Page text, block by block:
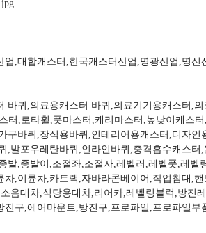
,대합캐스터,한국캐스터산업,명광산업,명신
바퀴,의료용캐스터 바퀴,의료기기용캐스터,
터,로타휠,풋마스터,캐리마스터,높낮이캐스
구바퀴,장식용바퀴,인테리어용캐스터,디자
,발포우레탄바퀴,인라인바퀴,충격흡수캐스터
발,종발이,조절좌,조절자,레벨러,레벨풋,레벨
,이륜차,카트랙,자바라콘베이어,작업침대,
음대차,식당용대차,리어카,레벨링블럭,방진
구,에어마운트,방진구,프로파일,프로파일부